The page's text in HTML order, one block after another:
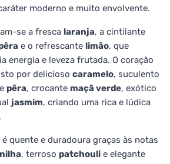
moderno e muito envolvente.
se a fresca laranja, a cintilante
e o refrescante limão, que
energia e leveza frutada. O coração
por delicioso caramelo, suculento
pêra, crocante maçã verde, exótico
jasmim, criando uma rica e lúdica
quente e duradoura graças às notas
, terroso patchouli e elegante